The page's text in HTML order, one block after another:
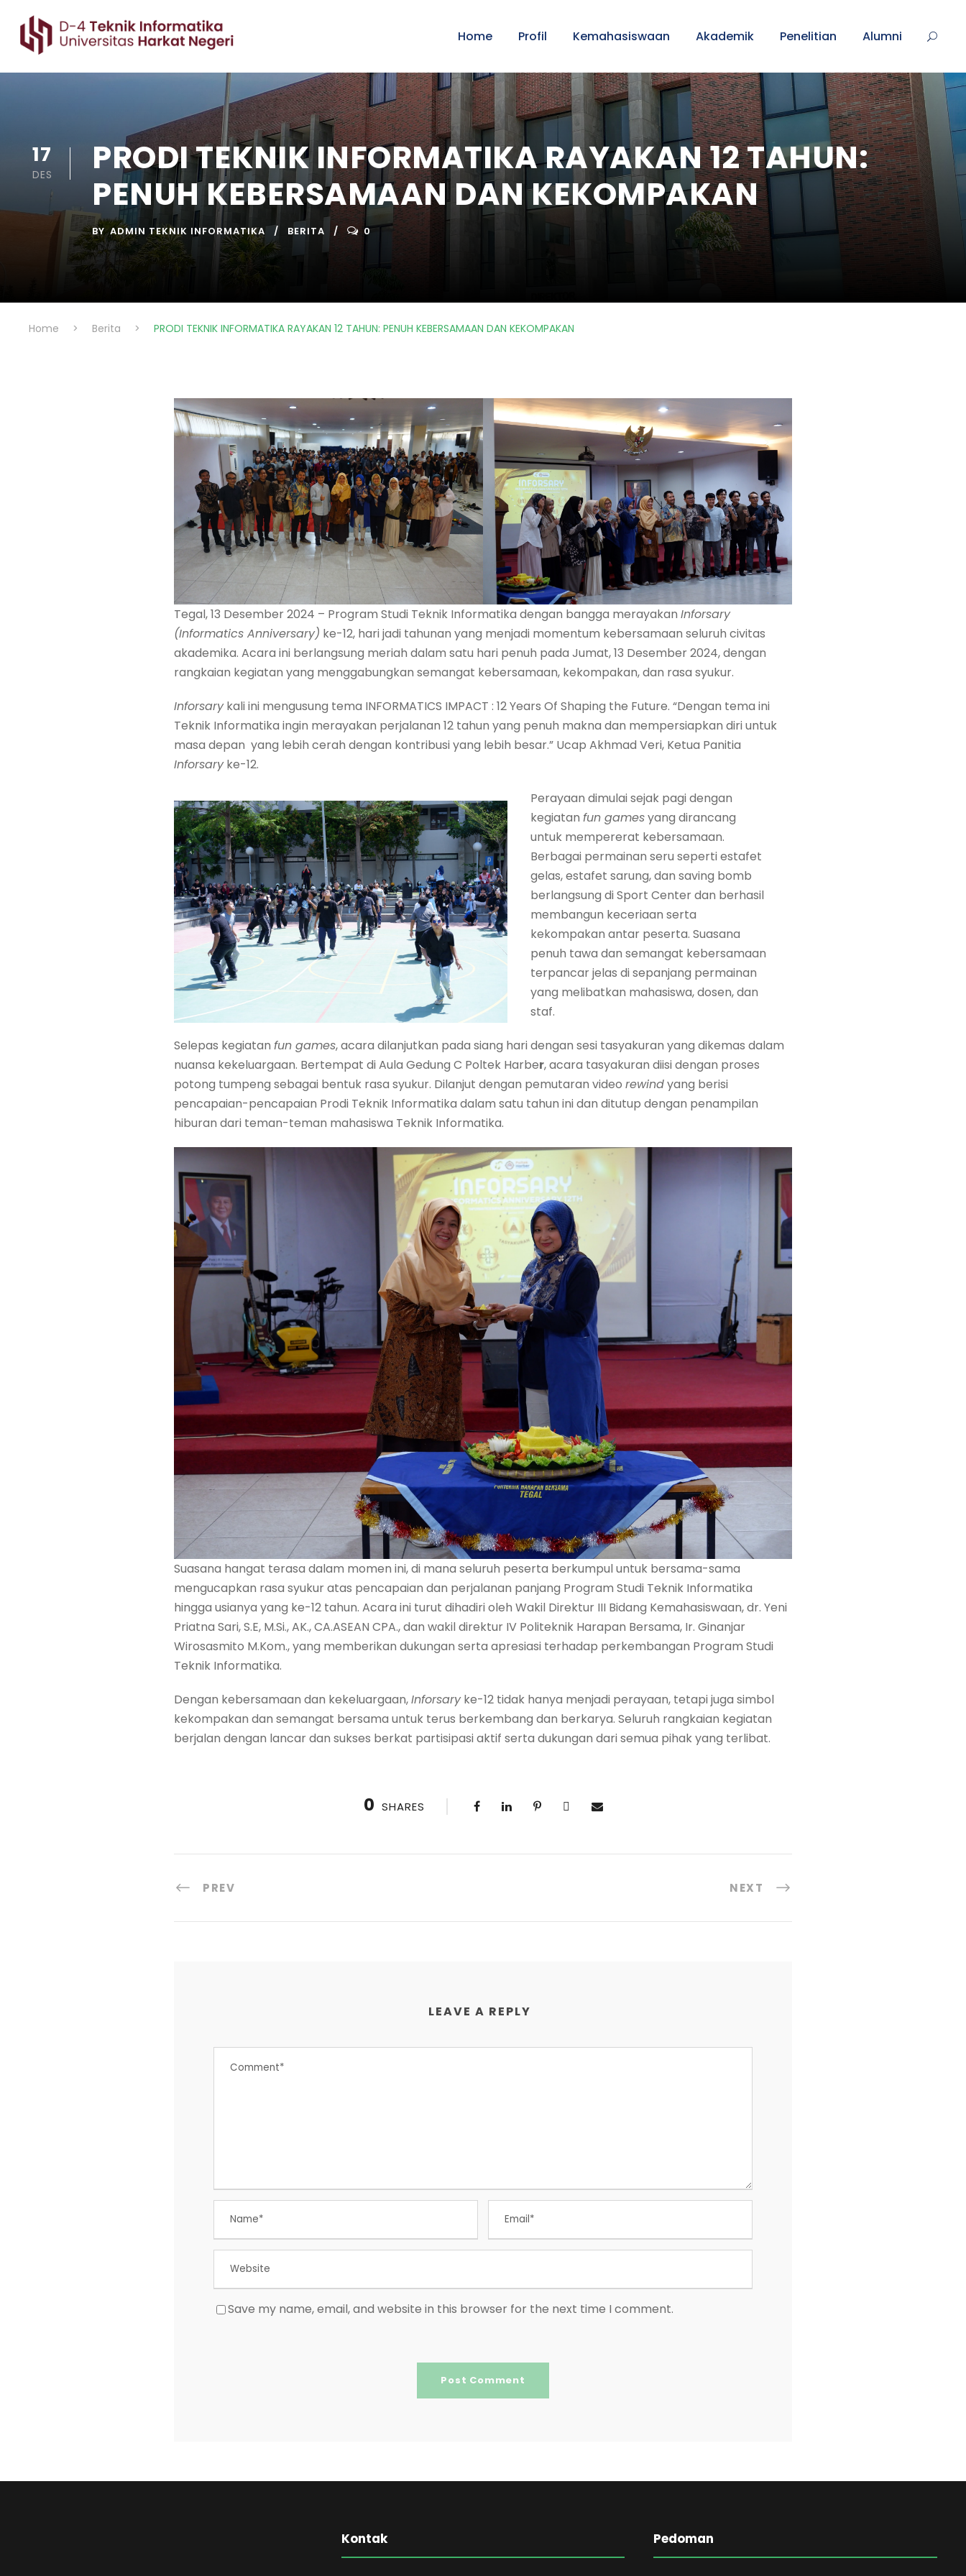
Home Profil Kemahasiswaan Akademik Penelitian Alumni
17
DES
PRODI TEKNIK INFORMATIKA RAYAKAN 12 TAHUN:
PENUH KEBERSAMAAN DAN KEKOMPAKAN
BY ADMIN TEKNIK INFORMATIKA BERITA 0
Home > Berita > PRODI TEKNIK INFORMATIKA RAYAKAN 12 TAHUN: PENUH KEBERSAMAAN DAN KEKOMPAKAN
Tegal, 13 Desember 2024 – Program Studi Teknik Informatika dengan bangga merayakan Inforsary
(Informatics Anniversary) ke-12, hari jadi tahunan yang menjadi momentum kebersamaan seluruh civitas
akademika. Acara ini berlangsung meriah dalam satu hari penuh pada Jumat, 13 Desember 2024, dengan
rangkaian kegiatan yang menggabungkan semangat kebersamaan, kekompakan, dan rasa syukur.
Inforsarykali ini mengusung tema INFORMATICS IMPACT : 12 Years Of Shaping the Future. “Dengan tema ini
Teknik Informatika ingin merayakan perjalanan 12 tahun yang penuh makna dan mempersiapkan diri untuk
masa depan yang lebih cerah dengan kontribusi yang lebih besar.” Ucap Akhmad Veri, Ketua Panitia
Inforsaryke-12.
Perayaan dimulai sejak pagi dengan
kegiatanfun gamesyang dirancang
untuk mempererat kebersamaan.
Berbagai permainan seru seperti estafet
gelas, estafet sarung, dan saving bomb
berlangsung di Sport Center dan berhasil
membangun keceriaan serta
kekompakan antar peserta. Suasana
penuh tawa dan semangat kebersamaan
terpancar jelas di sepanjang permainan
yang melibatkan mahasiswa, dosen, dan
staf.
Selepas kegiatan fun games, acara dilanjutkan pada siang hari dengan sesi tasyakuran yang dikemas dalam
nuansa kekeluargaan. Bertempat di Aula Gedung C Poltek Harber, acara tasyakuran diisi dengan proses
potong tumpeng sebagai bentuk rasa syukur. Dilanjut dengan pemutaran video rewindyang berisi
pencapaian-pencapaian Prodi Teknik Informatika dalam satu tahun ini dan ditutup dengan penampilan
hiburan dari teman-teman mahasiswa Teknik Informatika.
Suasana hangat terasa dalam momen ini, di mana seluruh peserta berkumpul untuk bersama-sama
mengucapkan rasa syukur atas pencapaian dan perjalanan panjang Program Studi Teknik Informatika
hingga usianya yang ke-12 tahun. Acara ini turut dihadiri oleh Wakil Direktur III Bidang Kemahasiswaan, dr. Yeni
Priatna Sari, S.E, M.Si., AK., CA.ASEAN CPA., dan wakil direktur IV Politeknik Harapan Bersama, Ir. Ginanjar
Wirosasmito M.Kom., yang memberikan dukungan serta apresiasi terhadap perkembangan Program Studi
Teknik Informatika.
Dengan kebersamaan dan kekeluargaan,Inforsaryke-12 tidak hanya menjadi perayaan, tetapi juga simbol
kekompakan dan semangat bersama untuk terus berkembang dan berkarya. Seluruh rangkaian kegiatan
berjalan dengan lancar dan sukses berkat partisipasi aktif serta dukungan dari semua pihak yang terlibat.
0 SHARES
PREV NEXT
LEAVE A REPLY
Save my name, email, and website in this browser for the next time I comment.
Kontak Pedoman